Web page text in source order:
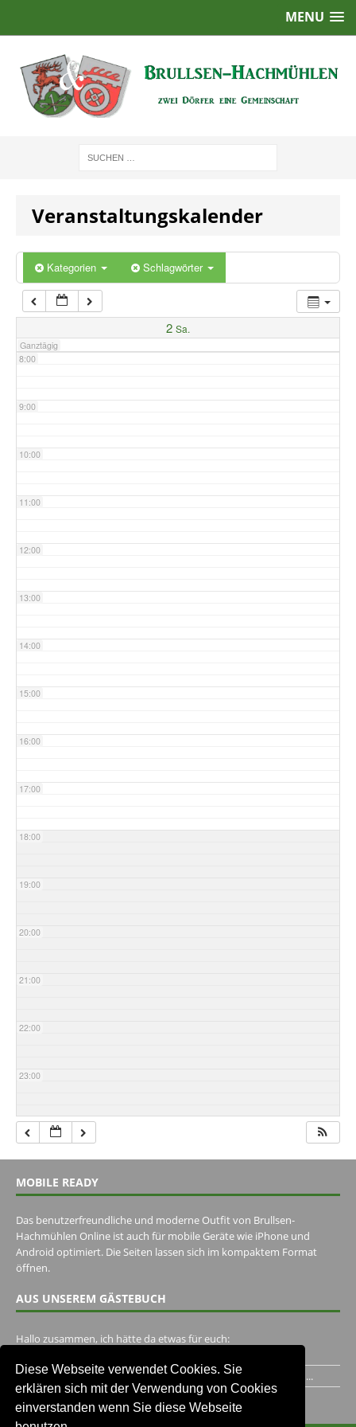
Diese Webseite verwendet Cookies. Sie
erklären sich mit der Verwendung von Cookies
einverstanden wenn Sie diese Webseite
MENU
Veranstaltungskalender
Kategorien Schlagwörter
2 Sa.
Ganztägig
2:00
5:00
7:00
8:00
9:00
10:00
11:00
12:00
13:00
14:00
15:00
16:00
17:00
18:00
19:00
20:00
21:00
22:00
23:00
MOBILE READY
Das benutzerfreundliche und moderne Outfit von Brullsen-
Hachmühlen Online ist auch für mobile Geräte wie iPhone und
Android optimiert. Die Seiten lassen sich im kompaktem Format
öffnen.
AUS UNSEREM GÄSTEBUCH
Hallo zusammen, ich hätte da etwas für euch:
Ich habe ein Jahr im Gasthaus Hugo Pape verbracht..Habe ihn...
Unser Gästebuch besuchen